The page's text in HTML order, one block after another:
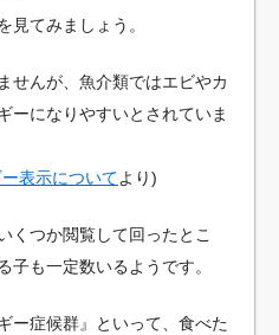
見てみましょう。
せんが、魚介類ではエビやカ
ーになりやすいとされていま
表示についてより)
くつか閲覧して回ったとこ
子も一定数いるようです。
ー症候群』といって、食べた